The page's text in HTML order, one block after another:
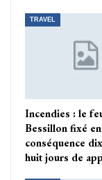
TRAVEL
Incendies : le
Bessillon fixé en
conséquence
huit jours de